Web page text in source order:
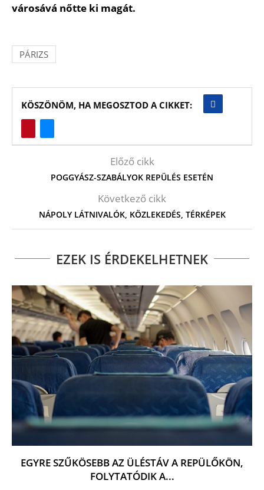
városává nőtte ki magát.
PÁRIZS
KÖSZÖNÖM, HA MEGOSZTOD A CIKKET:
Előző cikk
POGGYÁSZ-SZABÁLYOK REPÜLÉS ESETÉN
Következő cikk
NÁPOLY LÁTNIVALÓK, KÖZLEKEDÉS, TÉRKÉPEK
EZEK IS ÉRDEKELHETNEK
EGYRE SZŰKÖSEBB AZ ÜLÉSTÁV A REPÜLŐKÖN,
FOLYTATÓDIK A...